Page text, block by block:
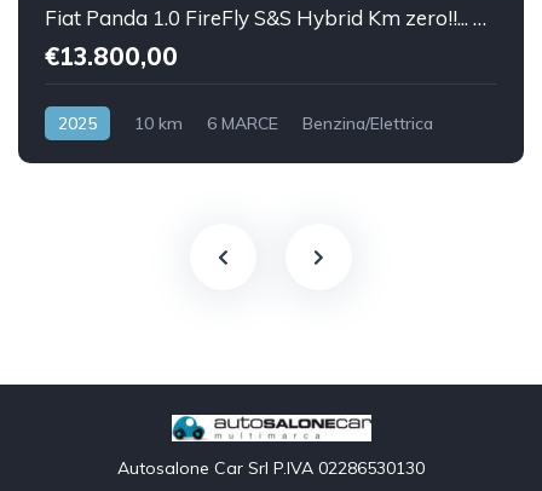
Fiat Panda 1.0 FireFly S&S Hybrid Km zero!!... 5 posti
€13.800,00
2025 10 km 6 MARCE
Benzina/Elettrica
Autosalone Car Srl P.IVA 02286530130